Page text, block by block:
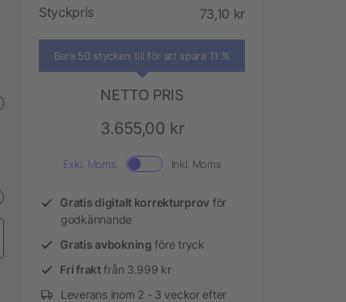
Styckpris 73,10 kr
Bara 50 stycken till för att spara 11 %
NETTO PRIS
3.655,00 kr
Exkl. Moms. Inkl. Moms
Gratis digitalt korrekturprov för
godkännande
Gratis avbokning före tryck
Fri fraktfrån 3.999 kr
Leverans inom 2 - 3 veckor efter